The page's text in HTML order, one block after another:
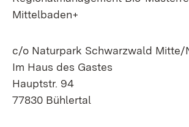
Mittelbaden+
c/o Naturpark Schwarzwald Mitte/
Im Haus des Gastes
Hauptstr. 94
77830 Bühlertal